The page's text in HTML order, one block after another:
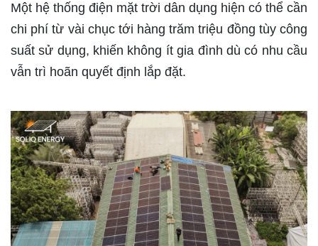
Một hệ thống điện mặt trời dân dụng hiện có thể cần
chi phí từ vài chục tới hàng trăm triệu đồng tùy công
suất sử dụng, khiến không ít gia đình dù có nhu cầu
vẫn trì hoãn quyết định lắp đặt.